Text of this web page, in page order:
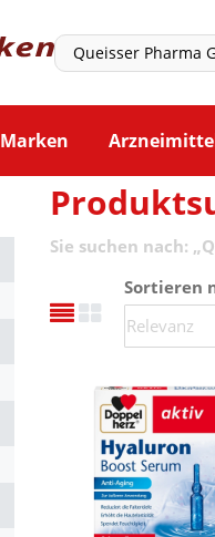
Marken
Sie suchen nach: „
Sortieren